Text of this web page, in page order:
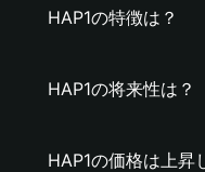
HAP1の特徴は？
HAP1の将来性は？
HAP1の価格は上昇